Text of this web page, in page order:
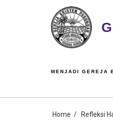
MENJADI GEREJA
Home Refleksi